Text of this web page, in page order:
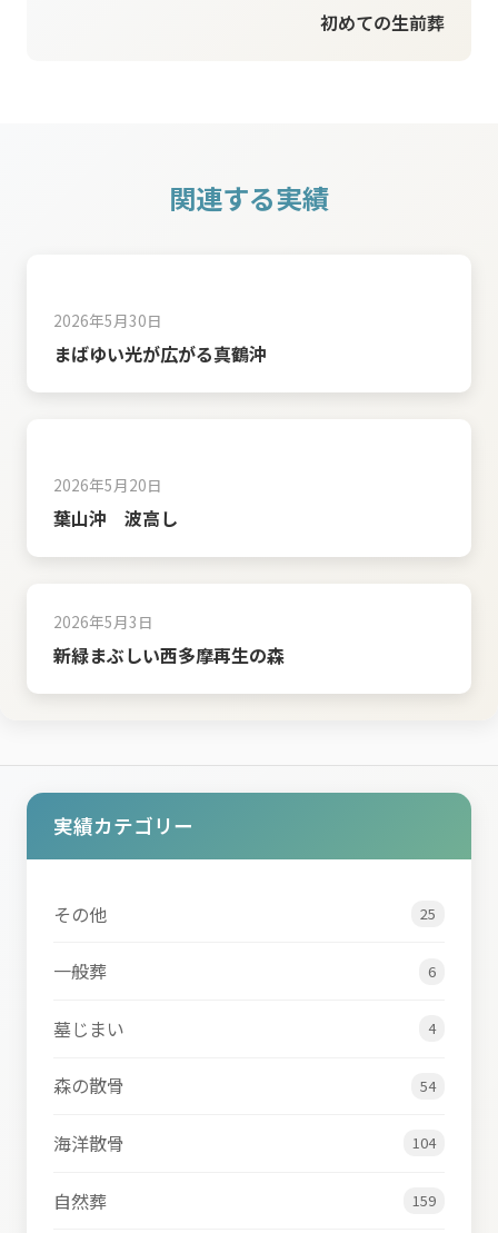
初めての生前葬
関連する実績
2026年5月30日
まばゆい光が広がる真鶴沖
2026年5月20日
葉山沖 波高し
2026年5月3日
新緑まぶしい西多摩再生の森
実績カテゴリー
その他 25
一般葬 6
墓じまい 4
森の散骨 54
海洋散骨 104
自然葬 159